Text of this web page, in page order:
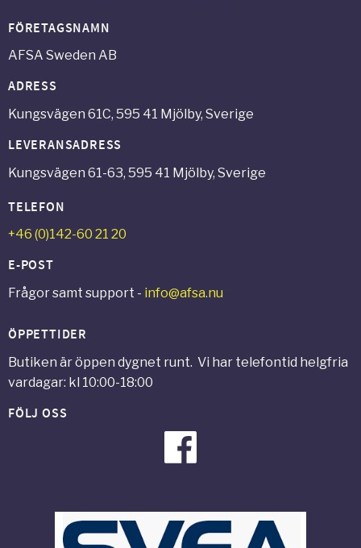
FÖRETAGSNAMN
AFSA Sweden AB
ADRESS
Kungsvägen 61C, 595 41 Mjölby, Sverige
LEVERANSADRESS
Kungsvägen 61-63, 595 41 Mjölby, Sverige
TELEFON
+46 (0)142-60 21 20
E-POST
Frågor samt support - info@afsa.nu
ÖPPETTIDER
Butiken är öppen dygnet runt. Vi har telefontid helgfria
vardagar: kl 10:00-18:00
FÖLJ OSS